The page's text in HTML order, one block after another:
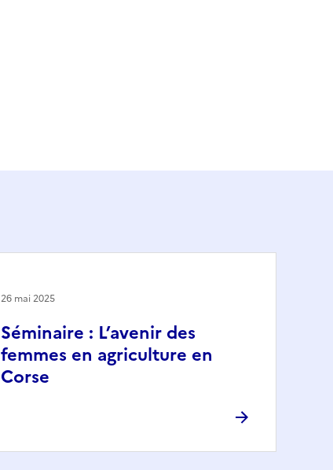
Séminaire : L’avenir des
femmes en agriculture en
Corse
26 mai 2025